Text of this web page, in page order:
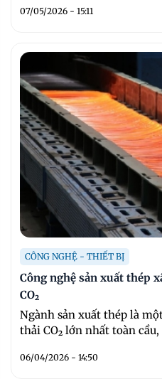
07/05/2026 - 15:11
CÔNG NGHỆ - THIẾT BỊ
Công nghệ sản xuất thép
CO₂
Ngành sản xuất thép là
thải CO₂ lớn nhất toàn cầu,
06/04/2026 - 14:50